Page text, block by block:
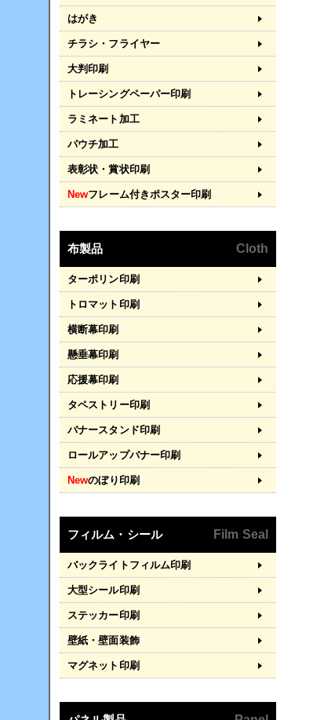
はがき
チラシ・フライヤー
大判印刷
トレーシングペーパー印刷
ラミネート加工
パウチ加工
表彰状・賞状印刷
Newフレーム付きポスター印刷
布製品 Cloth
ターポリン印刷
トロマット印刷
横断幕印刷
懸垂幕印刷
応援幕印刷
タペストリー印刷
バナースタンド印刷
ロールアップバナー印刷
Newのぼり印刷
フィルム・シール Film Seal
バックライトフィルム印刷
大型シール印刷
ステッカー印刷
壁紙・壁面装飾
マグネット印刷